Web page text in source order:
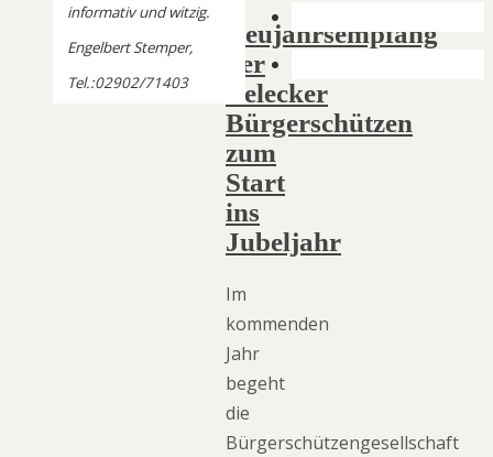
Neujahrsempfang
der
Belecker
Bürgerschützen
zum
Start
ins
Jubeljahr
Im
kommenden
Jahr
begeht
die
Bürgerschützengesellschaft
informativ und witzig.
Engelbert Stemper,
Tel.:02902/71403